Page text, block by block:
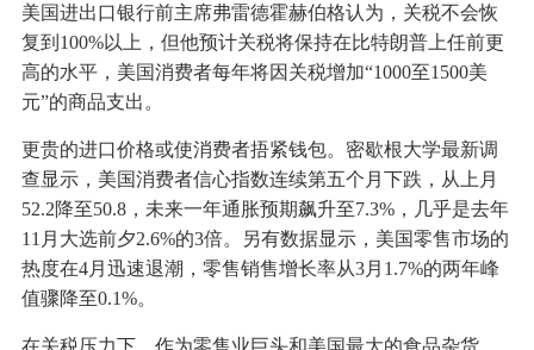
美国进出口银行前主席弗雷德霍赫伯格认为，关税不会恢
复到100%以上，但他预计关税将保持在比特朗普上任前更
高的水平，美国消费者每年将因关税增加“1000至1500美
元”的商品支出。
更贵的进口价格或使消费者捂紧钱包。密歇根大学最新调
查显示，美国消费者信心指数连续第五个月下跌，从上月
52.2降至50.8，未来一年通胀预期飙升至7.3%，几乎是去年
11月大选前夕2.6%的3倍。另有数据显示，美国零售市场的
热度在4月迅速退潮，零售销售增长率从3月1.7%的两年峰
值骤降至0.1%。